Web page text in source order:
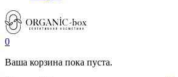
0
Ваша корзина пока пуста.